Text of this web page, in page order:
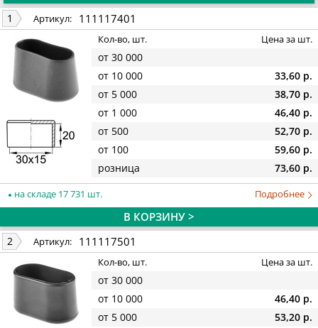
1 Артикул: 111117401
Кол-во, шт. Цена за шт.
от 30 000
от 10 000
33,60 р.
от 5 000
38,70 р.
от 1 000
46,40 р.
от 500
52,70 р.
от 100
59,60 р.
розница
73,60 р.
на складе 17 731 шт. Подробнее
В КОРЗИНУ >
2 Артикул: 111117501
Кол-во, шт. Цена за шт.
от 30 000
от 10 000
46,40 р.
от 5 000
53,20 р.